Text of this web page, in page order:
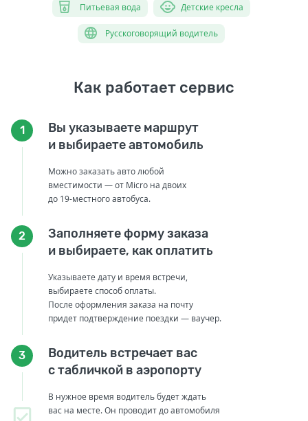
Питьевая вода Детские кресла
Русскоговорящий водитель
Как работает сервис
1
Вы указываете маршрут
и выбираете автомобиль
Можно заказать авто любой
вместимости — от Micro на двоих
до 19-местного автобуса.
2
Заполняете форму заказа
и выбираете, как оплатить
Указываете дату и время встречи,
выбираете способ оплаты.
После оформления заказа на почту
придет подтверждение поездки — ваучер.
3
Водитель встречает вас
с табличкой в аэропорту
В нужное время водитель будет ждать
вас на месте. Он проводит до автомобиля